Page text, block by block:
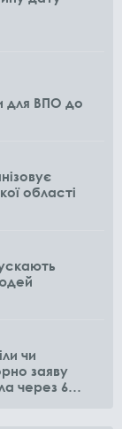
для ВПО до
області
чи
заяву
через 6